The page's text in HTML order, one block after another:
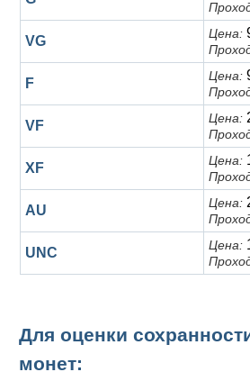
VG Цена:
F Цена:
VF Цена:
XF Цена:
AU Цена:
UNC Цена:
Для оценки
монет: